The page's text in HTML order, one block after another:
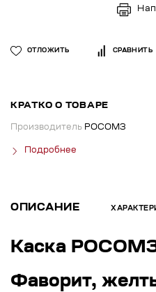
ОТЛОЖИТЬ СРАВНИТЬ
КРАТКО О ТОВАРЕ
Производитель РОСОМЗ
Подробнее
ОПИСАНИЕ
Каска
Фаворит,